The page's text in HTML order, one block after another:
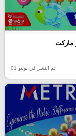
ماركت
تم النشر في يوليو 01